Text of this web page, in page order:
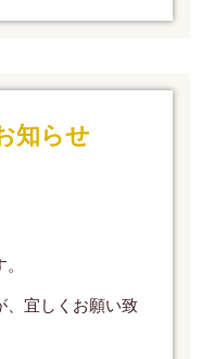
知らせ
、宜しくお願い致